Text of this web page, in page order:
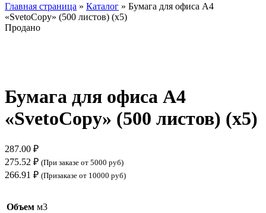
Главная страница » Каталог » Бумага для офиса А4
«SvetoCopy» (500 листов) (х5)
Продано
Бумага для офиса А4
«SvetoCopy» (500 листов) (х5)
287.00 ₽
275.52 ₽ (При заказе от 5000 руб)
266.91 ₽ (Призаказе от 10000 руб)
Объем м3